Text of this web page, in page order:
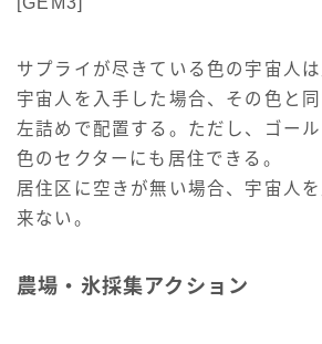
サプライが尽きている色の宇宙人は
宇宙人を入手した場合、その色と
左詰めで配置する。ただし、ゴー
色のセクターにも居住できる。
居住区に空きが無い場合、宇宙人
来ない。
農場・氷採集アクション